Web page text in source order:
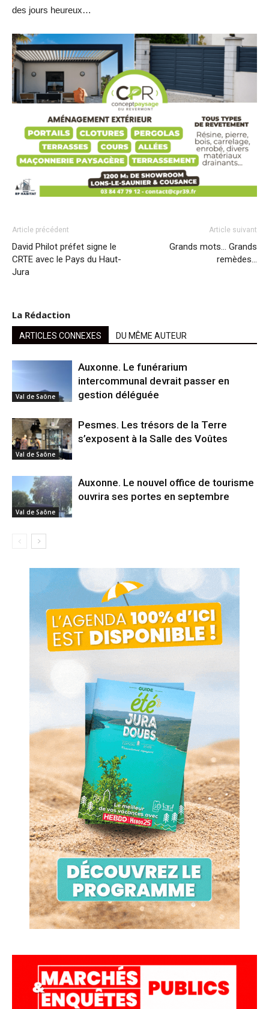
des jours heureux…
Article précédent
David Philot préfet signe le
CRTE avec le Pays du Haut-
Jura
Article suivant
Grands mots… Grands
remèdes…
La Rédaction
ARTICLES CONNEXES DU MÊME AUTEUR
Val de Saône
Auxonne. Le funérarium
intercommunal devrait passer en
gestion déléguée
Val de Saône
Pesmes. Les trésors de la Terre
s’exposent à la Salle des Voûtes
Val de Saône
Auxonne. Le nouvel office de tourisme
ouvrira ses portes en septembre